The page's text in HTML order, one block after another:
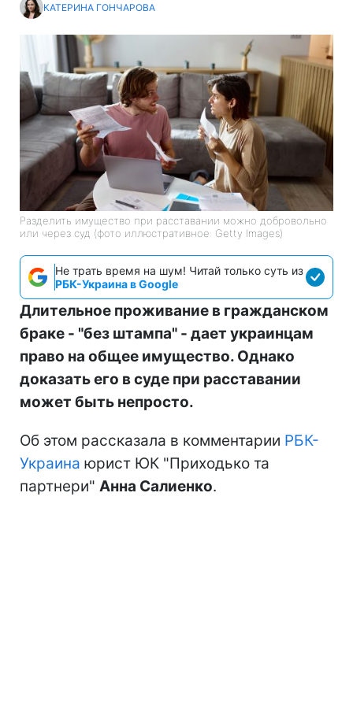
КАТЕРИНА ГОНЧАРОВА
Разделить имущество при расставании можно добровольно
или через суд (фото иллюстративное: Getty Images)
Не трать время на шум! Читай только суть из
РБК-Украина в Google
Длительное проживание в гражданском
браке - "без штампа" - дает украинцам
право на общее имущество. Однако
доказать его в суде при расставании
может быть непросто.
Об этом рассказала в комментарии РБК-
Украина юрист ЮК "Приходько та
партнери" Анна Салиенко.